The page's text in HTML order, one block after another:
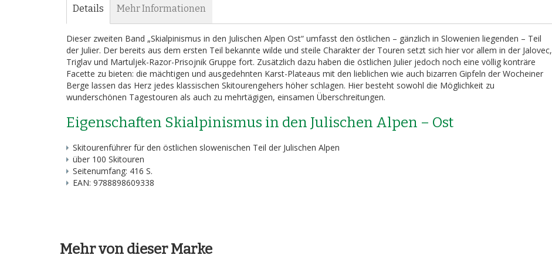
Details
Dieser zweiten Band „Skialpinismus in den Julischen Alpen Ost“ umfasst den östlichen – gänzlich in Slowenien liegenden – Teil
der Julier. Der bereits aus dem ersten Teil bekannte wilde und steile Charakter der Touren setzt sich hier vor allem in der Jalovec,
Triglav und Martuljek-Razor-Prisojnik Gruppe fort. Zusätzlich dazu haben die östlichen Julier jedoch noch eine völlig konträre
Facette zu bieten: die mächtigen und ausgedehnten Karst-Plateaus mit den lieblichen wie auch bizarren Gipfeln der Wocheiner
Berge lassen das Herz jedes klassischen Skitourengehers höher schlagen. Hier besteht sowohl die Möglichkeit zu
wunderschönen Tagestouren als auch zu mehrtägigen, einsamen Überschreitungen.
Eigenschaften Skialpinismus in den Julischen Alpen – Ost
Skitourenführer für den östlichen slowenischen Teil der Julischen Alpen
über 100 Skitouren
Seitenumfang: 416 S.
EAN: 9788898609338
Mehr Informationen
Mehr von dieser Marke